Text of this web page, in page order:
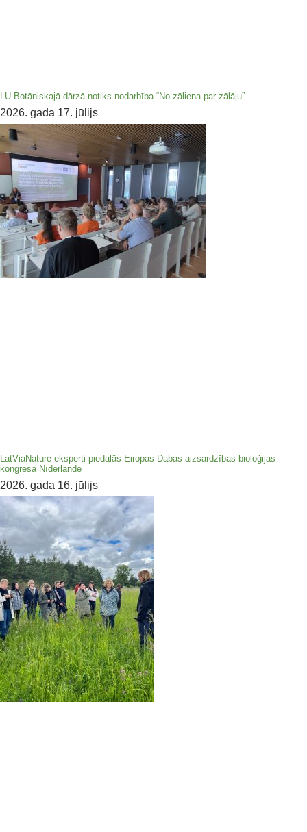
LU Botāniskajā dārzā notiks nodarbība “No zāliena par zālāju”
2026. gada 17. jūlijs
LatViaNature eksperti piedalās Eiropas Dabas aizsardzības bioloģijas
kongresā Nīderlandē
2026. gada 16. jūlijs